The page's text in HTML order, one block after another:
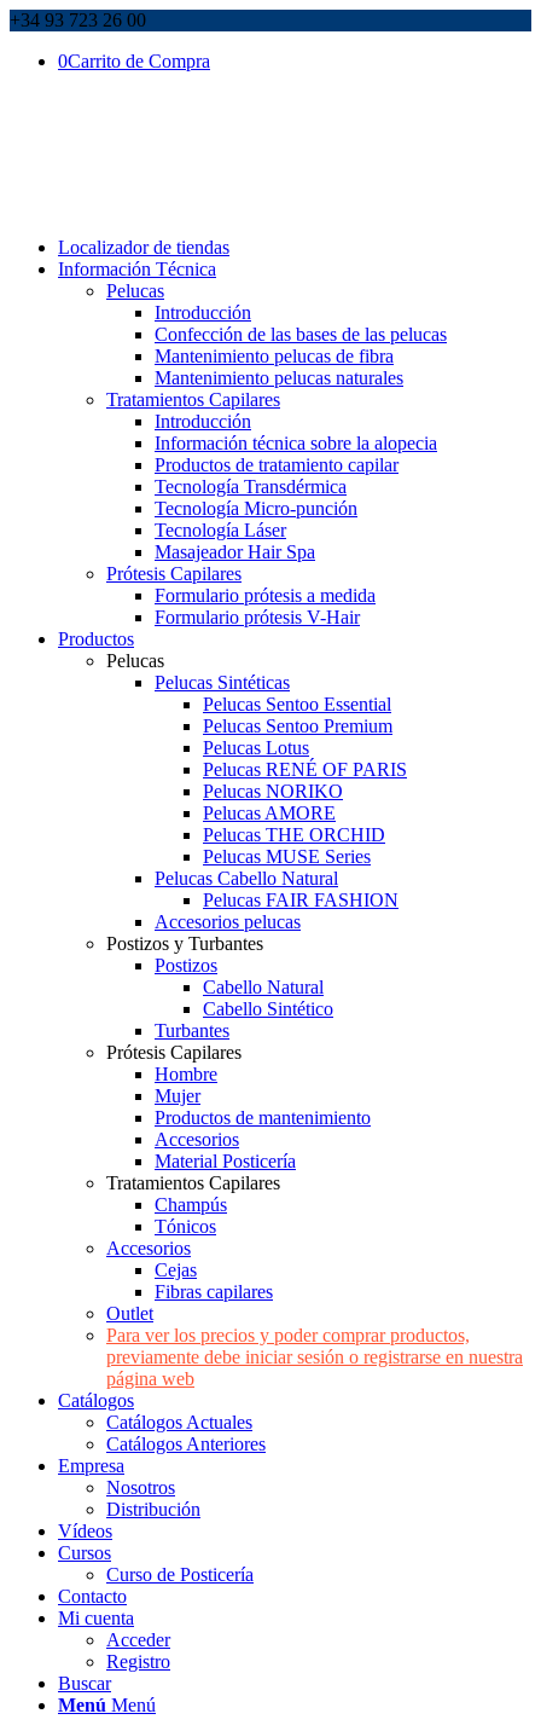
+34 93 723 26 00
0Carrito de Compra
Localizador de tiendas
Información Técnica
Pelucas
Introducción
Confección de las bases de las pelucas
Mantenimiento pelucas de fibra
Mantenimiento pelucas naturales
Tratamientos Capilares
Introducción
Información técnica sobre la alopecia
Productos de tratamiento capilar
Tecnología Transdérmica
Tecnología Micro-punción
Tecnología Láser
Masajeador Hair Spa
Prótesis Capilares
Formulario prótesis a medida
Formulario prótesis V-Hair
Productos
Pelucas
Pelucas Sintéticas
Pelucas Sentoo Essential
Pelucas Sentoo Premium
Pelucas Lotus
Pelucas RENÉ OF PARIS
Pelucas NORIKO
Pelucas AMORE
Pelucas THE ORCHID
Pelucas MUSE Series
Pelucas Cabello Natural
Pelucas FAIR FASHION
Accesorios pelucas
Postizos y Turbantes
Postizos
Cabello Natural
Cabello Sintético
Turbantes
Prótesis Capilares
Hombre
Mujer
Productos de mantenimiento
Accesorios
Material Posticería
Tratamientos Capilares
Champús
Tónicos
Accesorios
Cejas
Fibras capilares
Outlet
Para ver los precios y poder comprar productos,
previamente debe iniciar sesión o registrarse en nuestra
página web
Catálogos
Catálogos Actuales
Catálogos Anteriores
Empresa
Nosotros
Distribución
Vídeos
Cursos
Curso de Posticería
Contacto
Mi cuenta
Acceder
Registro
Buscar
Menú Menú